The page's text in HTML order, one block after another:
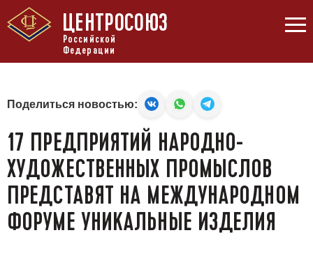
ЦЕНТРОСОЮЗ
Российской
Федерации
Поделиться новостью:
17 ПРЕДПРИЯТИЙ НАРОДНО-
ХУДОЖЕСТВЕННЫХ ПРОМЫСЛОВ
ПРЕДСТАВЯТ НА МЕЖДУНАРОДНОМ
ФОРУМЕ УНИКАЛЬНЫЕ ИЗДЕЛИЯ